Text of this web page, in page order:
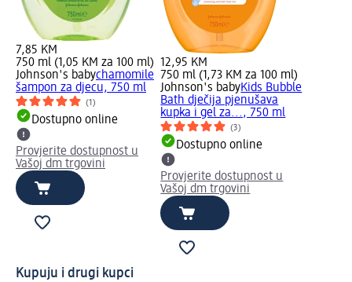
7,85 KM
750 ml (1,05 KM za 100 ml)
Johnson's babychamomile
šampon za djecu, 750 ml
(1)
Dostupno online
Provjerite dostupnost u
Vašoj dm trgovini
12,95 KM
750 ml (1,73 KM za 100 ml)
Johnson's babyKids Bubble
Bath dječija pjenušava
kupka i gel za..., 750 ml
(3)
Dostupno online
Provjerite dostupnost u
Vašoj dm trgovini
Kupuju i drugi kupci